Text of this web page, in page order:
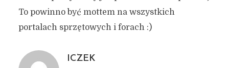
To powinno być mottem na wszystkich
portalach sprzętowych i forach :)
ICZEK